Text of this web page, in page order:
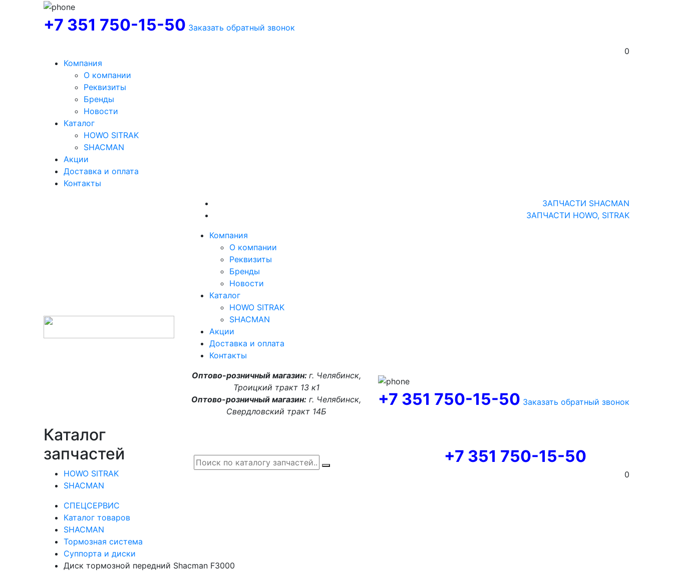
+7 351 750-15-50 Заказать обратный звонок
0
Компания
О компании
Реквизиты
Бренды
Новости
Каталог
HOWO SITRAK
SHACMAN
Акции
Доставка и оплата
Контакты
ЗАПЧАСТИ SHACMAN
ЗАПЧАСТИ HOWO, SITRAK
Компания
О компании
Реквизиты
Бренды
Новости
Каталог
HOWO SITRAK
SHACMAN
Акции
Доставка и оплата
Контакты
Оптово-розничный магазин: г. Челябинск,
Троицкий тракт 13 к1
Оптово-розничный магазин: г. Челябинск,
Свердловский тракт 14Б
+7 351 750-15-50 Заказать обратный звонок
Каталог
запчастей
HOWO SITRAK
SHACMAN
+7 351 750-15-50
0
СПЕЦСЕРВИС
Каталог товаров
SHACMAN
Тормозная система
Суппорта и диски
Диск тормозной передний Shacman F3000